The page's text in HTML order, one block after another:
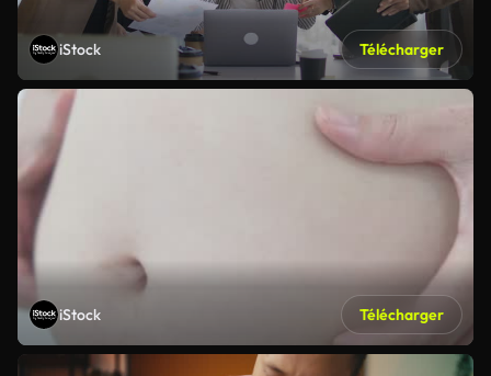
iStock Télécharger
iStock Télécharger